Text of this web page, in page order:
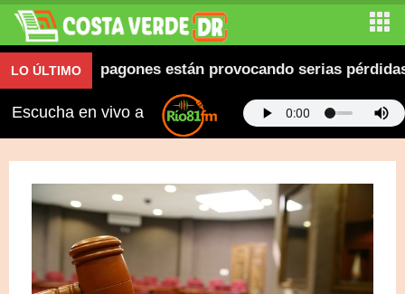
LO ÚLTIMOapagones están provocando serias pérdidas
Escucha en vivo a